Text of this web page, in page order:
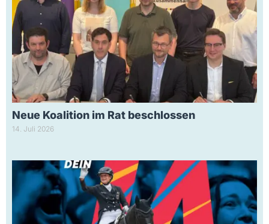
Neue Koalition im Rat beschlossen
14. Juli 2026